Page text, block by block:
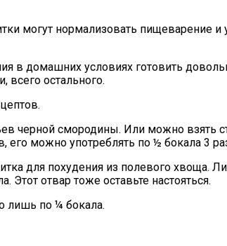
могут нормализовать пищеварение
в домашних условиях готовить
всего остального.
черной смородины. Или можно взять
его можно употреблять по ½ бокала 3
для похудения из полевого хвоща.
Этот отвар тоже оставьте настояться.
лишь по ¼ бокала.